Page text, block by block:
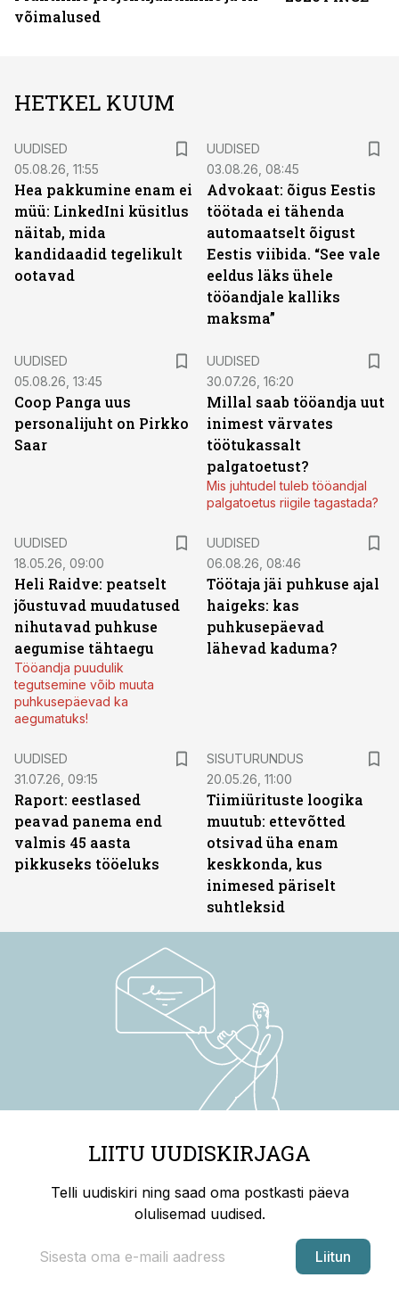
võimalused
HETKEL KUUM
UUDISED
05.08.26, 11:55
Hea pakkumine enam ei
müü: LinkedIni küsitlus
näitab, mida
kandidaadid tegelikult
ootavad
UUDISED
03.08.26, 08:45
Advokaat: õigus Eestis
töötada ei tähenda
automaatselt õigust
Eestis viibida. “See vale
eeldus läks ühele
tööandjale kalliks
maksma”
UUDISED
05.08.26, 13:45
Coop Panga uus
personalijuht on Pirkko
Saar
UUDISED
30.07.26, 16:20
Millal saab tööandja uut
inimest värvates
töötukassalt
palgatoetust?
Mis juhtudel tuleb tööandjal
palgatoetus riigile tagastada?
UUDISED
18.05.26, 09:00
Heli Raidve: peatselt
jõustuvad muudatused
nihutavad puhkuse
aegumise tähtaegu
Tööandja puudulik
tegutsemine võib muuta
puhkusepäevad ka
aegumatuks!
UUDISED
06.08.26, 08:46
Töötaja jäi puhkuse ajal
haigeks: kas
puhkusepäevad
lähevad kaduma?
UUDISED
31.07.26, 09:15
Raport: eestlased
peavad panema end
valmis 45 aasta
pikkuseks tööeluks
SISUTURUNDUS
20.05.26, 11:00
Tiimiürituste loogika
muutub: ettevõtted
otsivad üha enam
keskkonda, kus
inimesed päriselt
suhtleksid
LIITU UUDISKIRJAGA
Telli uudiskiri ning saad oma postkasti päeva
olulisemad uudised.
Liitun